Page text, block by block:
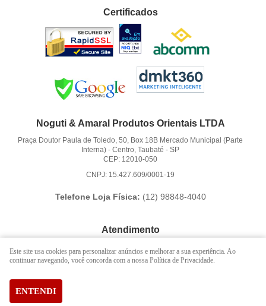
Certificados
Noguti & Amaral Produtos Orientais LTDA
Praça Doutor Paula de Toledo, 50, Box 18B Mercado Municipal (Parte
Interna) -Centro, Taubaté -SP
CEP: 12010-050
CNPJ: 15.427.609/0001-19
Telefone Loja Física: (12) 98848-4040
Atendimento
(12) 3621-6262
(12)98848-4040
Este site usa cookies para personalizar anúncios e melhorar a sua experiência. Ao
continuar navegando, você concorda com a nossa Política de Privacidade.
ENTENDI